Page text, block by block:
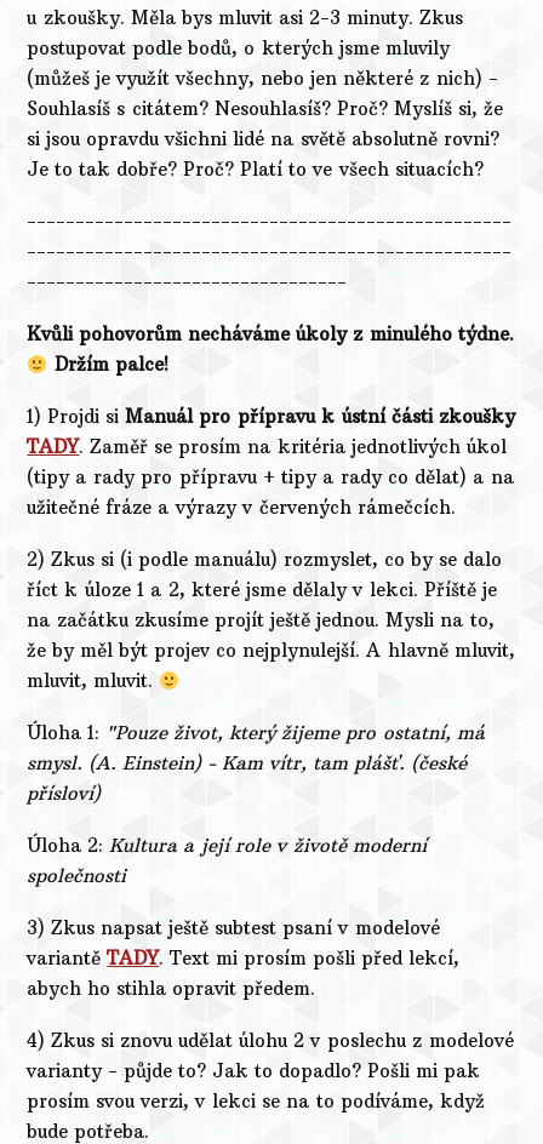
u zkoušky. Měla bys mluvit asi 2-3 minuty. Zkus
postupovat podle bodů, o kterých jsme mluvily
(můžeš je využít všechny, nebo jen některé z nich) -
Souhlasíš s citátem? Nesouhlasíš? Proč? Myslíš si, že
si jsou opravdu všichni lidé na světě absolutně rovni?
Je to tak dobře? Proč? Platí to ve všech situacích?
--------------------------------------------------
--------------------------------------------------
---------------------------------
Kvůli pohovorům necháváme úkoly z minulého týdne.
Držím palce!
1) Projdi siManuál pro přípravu k ústní části zkoušky
TADY. Zaměř se prosím na kritéria jednotlivých úkol
(tipy a rady pro přípravu + tipy a rady co dělat) a na
užitečné fráze a výrazy v červených rámečcích.
2) Zkus si (i podle manuálu) rozmyslet, co by se dalo
říct k úloze 1 a 2, které jsme dělaly v lekci. Příště je
na začátku zkusíme projít ještě jednou. Mysli na to,
že by měl být projev co nejplynulejší. A hlavně mluvit,
mluvit, mluvit.
Úloha 1: "Pouze život, který žijeme pro ostatní, má
smysl. (A. Einstein) - Kam vítr, tam plášť. (české
přísloví)
Úloha 2:Kultura a její role v životě moderní
společnosti
3) Zkus napsat ještě subtest psaní v modelové
variantěTADY. Text mi prosím pošli před lekcí,
abych ho stihla opravit předem.
4) Zkus si znovu udělat úlohu 2 v poslechu z modelové
varianty - půjde to? Jak to dopadlo? Pošli mi pak
prosím svou verzi, v lekci se na to podíváme, když
bude potřeba.